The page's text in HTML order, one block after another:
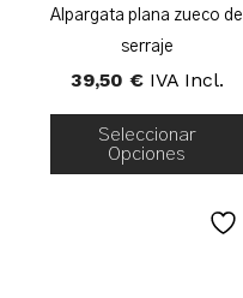
Alpargata plana zueco de
serraje
39,50 € IVA Incl.
Seleccionar
Opciones